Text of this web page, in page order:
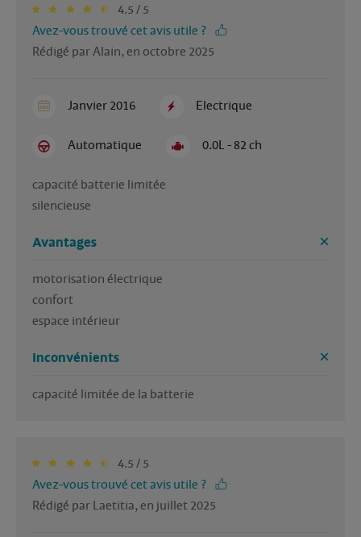
4.5 / 5
Avez-vous trouvé cet avis utile ?
Rédigé par Alain, en octobre 2025
Janvier 2016 Electrique
Automatique 0.0L - 82 ch
capacité batterie limitée
silencieuse
Avantages
motorisation électrique
confort
espace intérieur
Inconvénients
capacité limitée de la batterie
4.5 / 5
Avez-vous trouvé cet avis utile ?
Rédigé par Laetitia, en juillet 2025